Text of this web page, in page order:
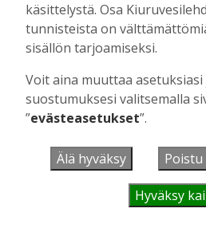
HYVINVOINTIALUE
Kiuruvedelle ja
ostopalvelulääkäri
helpottaa
Aku Laatikainen
GOLF 7.8. 11:33
tukea Kiuruveden
julkaistaan
Aku Laatikainen
käsittelystä. Osa
tunnisteista on
sisällön tarjoamiseksi.
Voit aina muuttaa
suostumuksesi valitsemalla
”evästeasetukset”.
Älä hyväksy Poistu
Hyväksy